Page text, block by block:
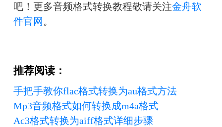
吧！更多音频格式转换教程敬请关注金舟软
件官网 。
推荐阅读：
手把手教你flac格式转换为au格式方法
Mp3音频格式如何转换成m4a格式
Ac3格式转换为aiff格式详细步骤